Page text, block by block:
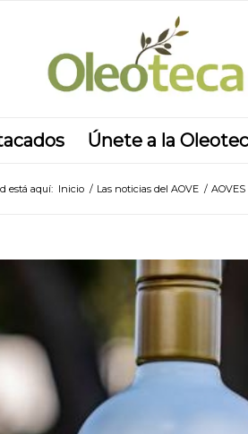
Únete a la
está aquí: Inicio / Las noticias del AOVE / AOVES